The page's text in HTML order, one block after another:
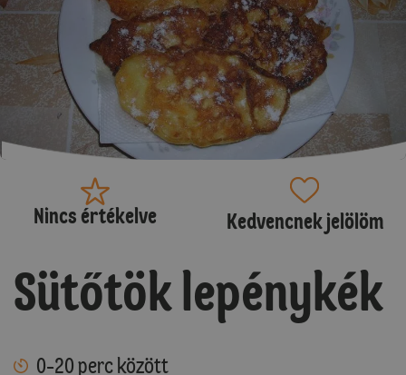
Nincs értékelve Kedvencnek jelölöm
Sütőtök lepénykék
0-20 perc között